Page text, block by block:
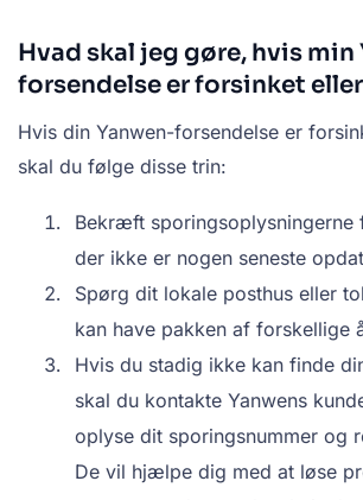
Hvad skal jeg gøre, hvis min
forsendelse er forsinket
Hvis din Yanwen-forsendelse er
skal du følge disse trin:
Bekræft sporingsoplysningerne
der ikke er nogen seneste
Spørg dit lokale posthus eller
kan have pakken af forskellige
Hvis du stadig ikke kan finde
skal du kontakte Yanwens
oplyse dit sporingsnummer og
De vil hjælpe dig med at løse